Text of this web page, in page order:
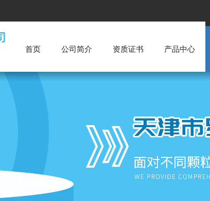
首页 公司简介 资质证书 产品中心